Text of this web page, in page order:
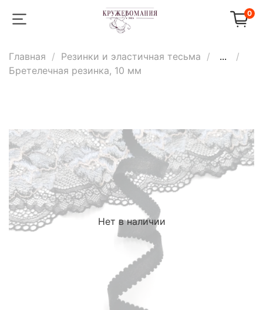
0
Главная Резинки и эластичная тесьма
...
Бретелечная резинка, 10 мм
Нет в наличии